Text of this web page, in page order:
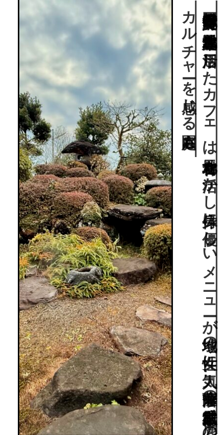
国登録有形文化財の
近代和風建築を
活用し
た
カ
フ
ェ
は
地元食材を
活か
し
身体に
優し
い
メ
ニ
ュ
ーが
地域の
女性に
人気…
薩摩藩の
武家屋敷街“
麓”
の
カ
ル
チ
ャ
ーを
感じ
る
庭園も
。